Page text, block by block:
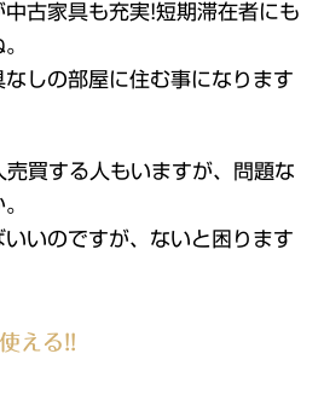
古家具も充実!短期滞在者にも
しの部屋に住む事になります
買する人もいますが、問題な
いのですが、ないと困ります
える!!